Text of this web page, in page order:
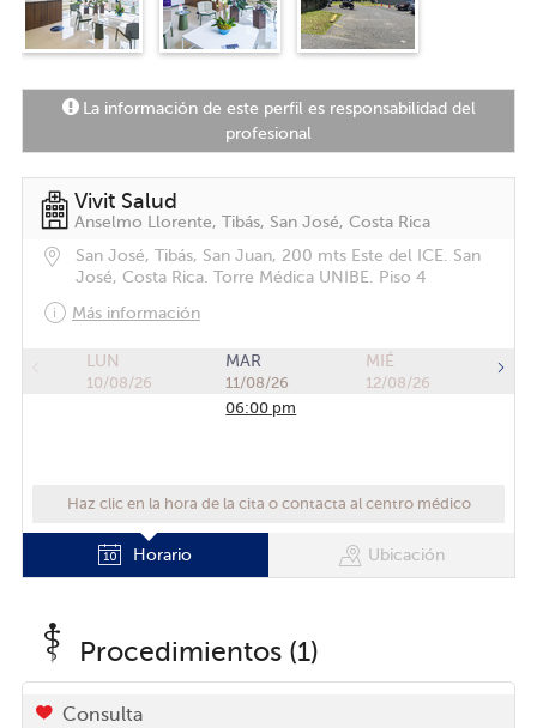
La información de este perfil es responsabilidad del
profesional
Vivit Salud
Anselmo Llorente, Tibás, San José, Costa Rica
San José, Tibás, San Juan, 200 mts Este del ICE. San
José, Costa Rica. Torre Médica UNIBE. Piso 4
Más información
LUN
10/08/26
MAR
11/08/26
06:00 pm
MIÉ
12/08/26
Haz clic en la hora de la cita o contacta al centro médico
Horario Ubicación
Procedimientos (1)
Consulta